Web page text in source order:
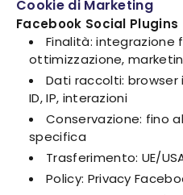
Cookie di Marketing
Facebook Social Plugins
Finalità: integrazione
ottimizzazione,
Dati raccolti: browser
ID, IP, interazioni
Conservazione: fino
specifica
Trasferimento: UE/
Policy: Privacy